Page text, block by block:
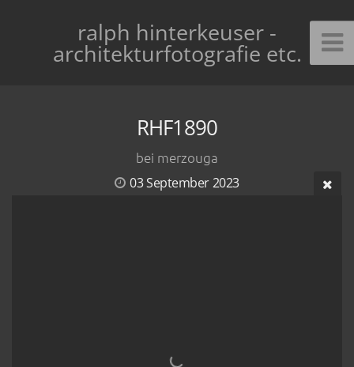
ralph hinterkeuser -
architekturfotografie etc.
RHF1890
bei merzouga
03 September 2023